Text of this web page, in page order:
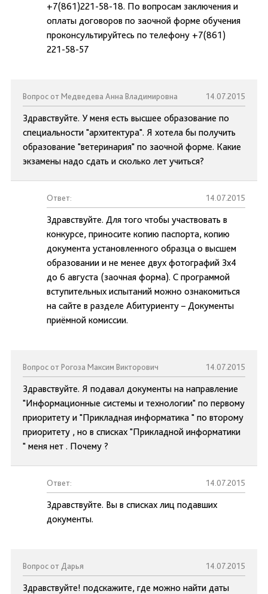
+7(861)221-58-18. По вопросам заключения и
оплаты договоров по заочной форме обучения
проконсультируйтесь по телефону +7(861)
221-58-57
Вопрос от Медведева Анна Владимировна 14.07.2015
Здравствуйте. У меня есть высшее образование по
специальности "архитектура". Я хотела бы получить
образование "ветеринария" по заочной форме. Какие
экзамены надо сдать и сколько лет учиться?
Ответ: 14.07.2015
Здравствуйте. Для того чтобы участвовать в
конкурсе, приносите копию паспорта, копию
документа установленного образца о высшем
образовании и не менее двух фотографий 3х4
до 6 августа (заочная форма). С программой
вступительных испытаний можно ознакомиться
на сайте в разделе Абитуриенту – Документы
приёмной комиссии.
Вопрос от Рогоза Максим Викторович 14.07.2015
Здравствуйте. Я подавал документы на направление
"Информационные системы и технологии" по первому
приоритету и "Прикладная информатика " по второму
приоритету , но в списках "Прикладной информатики
" меня нет . Почему ?
Ответ: 14.07.2015
Здравствуйте. Вы в списках лиц подавших
документы.
Вопрос от Дарья 14.07.2015
Здравствуйте! подскажите, где можно найти даты